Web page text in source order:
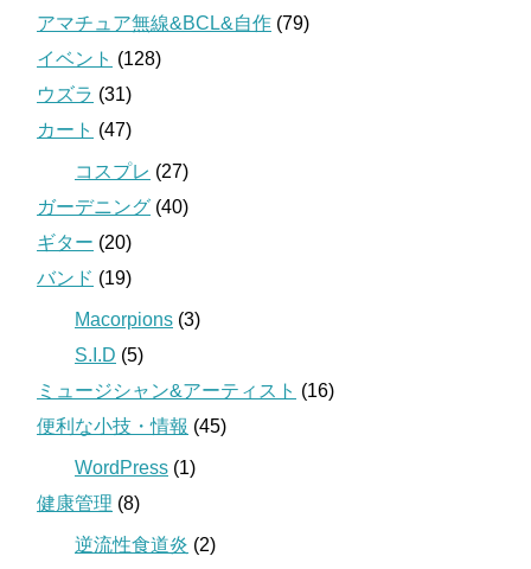
アマチュア無線&BCL&自作 (79)
イベント (128)
ウズラ (31)
カート (47)
コスプレ (27)
ガーデニング (40)
ギター (20)
バンド (19)
Macorpions (3)
S.I.D (5)
ミュージシャン&アーティスト (16)
便利な小技・情報 (45)
WordPress (1)
健康管理 (8)
逆流性食道炎 (2)